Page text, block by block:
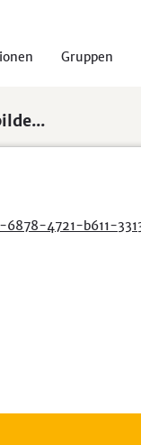
Gruppen